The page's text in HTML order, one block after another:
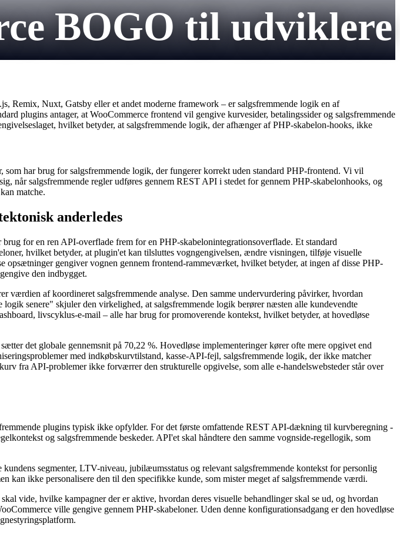
BOGO til udviklere
Remix, Nuxt, Gatsby eller et andet moderne framework – er salgsfremmende logik en af
plugins antager, at WooCommerce frontend vil gengive kurvesider, betalingssider og salgsfremmende
hvilket betyder, at salgsfremmende logik, der afhænger af PHP-skabelon-hooks, ikke
har brug for salgsfremmende logik, der fungerer korrekt uden standard PHP-frontend. Vi vil
når salgsfremmende regler udføres gennem REST API i stedet for gennem PHP-skabelonhooks, og
matche.
anderledes
for en ren API-overflade frem for en PHP-skabelonintegrationsoverflade. Et standard
hvilket betyder, at plugin'et kan tilsluttes vogngengivelsen, ændre visningen, tilføje visuelle
opsætninger gengiver vognen gennem frontend-rammeværket, hvilket betyder, at ingen af ​​disse PHP-
den indbygget.
værdien af ​​koordineret salgsfremmende analyse. Den samme undervurdering påvirker, hvordan
senere" skjuler den virkelighed, at salgsfremmende logik berører næsten alle kundevendte
livscyklus-e-mail – alle har brug for promoverende kontekst, hvilket betyder, at hovedløse
det globale gennemsnit på 70,22 %. Hovedløse implementeringer kører ofte mere opgivet end
med indkøbskurvtilstand, kasse-API-fejl, salgsfremmende logik, der ikke matcher
fra API-problemer ikke forværrer den strukturelle opgivelse, som alle e-handelswebsteder står over
plugins typisk ikke opfylder. For det første omfattende REST API-dækning til kurvberegning -
og salgsfremmende beskeder. API'et skal håndtere den samme vognside-regellogik, som
segmenter, LTV-niveau, jubilæumsstatus og relevant salgsfremmende kontekst for personlig
kan ikke personalisere den til den specifikke kunde, som mister meget af salgsfremmende værdi.
vide, hvilke kampagner der er aktive, hvordan deres visuelle behandlinger skal se ud, og hvordan
ville gengive gennem PHP-skabeloner. Uden denne konfigurationsadgang er den hovedløse